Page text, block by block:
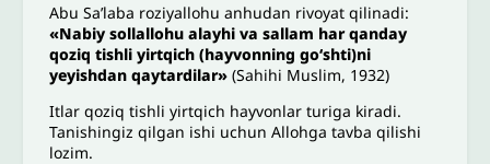
Abu Sa’laba roziyallohu anhudan rivoyat qilinadi:
«Nabiy sollallohu alayhi va sallam har qanday
qoziq tishli yirtqich (hayvonning go‘shti)ni
yeyishdan qaytardilar» (Sahihi Muslim, 1932)
Itlar qoziq tishli yirtqich hayvonlar turiga kiradi.
Tanishingiz qilgan ishi uchun Allohga tavba qilishi
lozim.